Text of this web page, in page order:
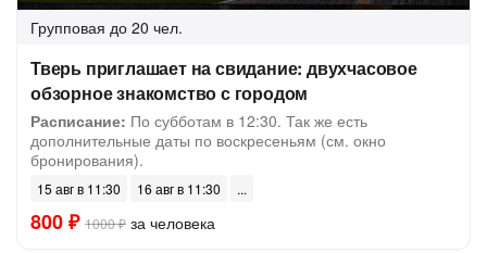
Групповая до 20 чел.
Тверь приглашает на свидание: двухчасовое
обзорное знакомство с городом
Расписание: По субботам в 12:30. Так же есть
дополнительные даты по воскресеньям (см. окно
бронирования).
15 авг в 11:30 16 авг в 11:30
800 ₽ 1000 ₽ за человека